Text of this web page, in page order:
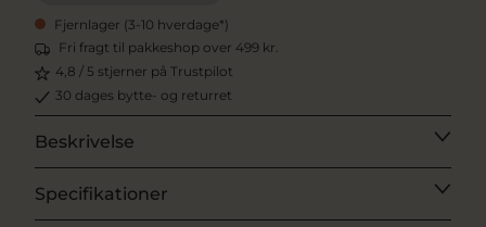
Fjernlager (3-10 hverdage*)
Fri fragt til pakkeshop over 499 kr.
4,8 / 5 stjerner på Trustpilot
30 dages bytte- og returret
Beskrivelse
Specifikationer